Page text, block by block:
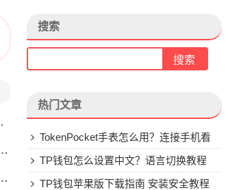
搜索
热门文章
TokenPocket手表怎么用？连接手机看
行情教程
TP钱包怎么设置中文？语言切换教程
TP钱包苹果版下载指南 安装安全教程